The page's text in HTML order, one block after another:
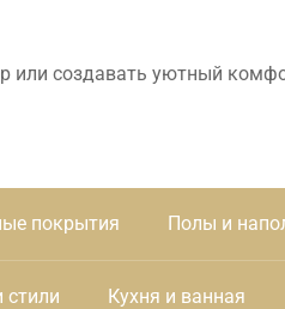
или создавать уютный
покрытия Полы и
стили Кухня и ванная